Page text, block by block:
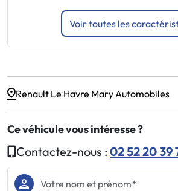
Voir toutes les
Renault Le Havre Mary Automobiles
Ce véhicule vous intéresse ?
Contactez-nous : 02 52 20 39